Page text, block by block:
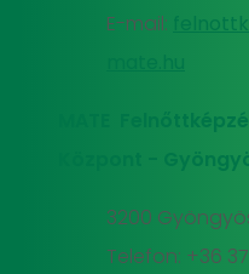
E-mail:
MATE
Központ -
3200
Telefon: +36